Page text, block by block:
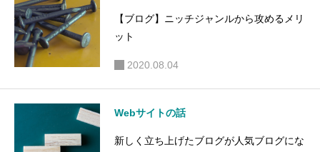
【ブログ】ニッチジャンルから攻めるメリ
ット
2020.08.04
Webサイトの話
新しく立ち上げたブログが人気ブログにな